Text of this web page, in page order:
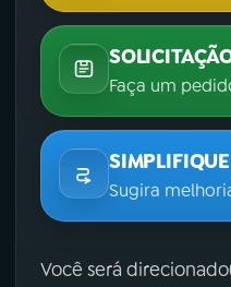
Faça um
SIMPLIFIQUE
Sugira
Você será